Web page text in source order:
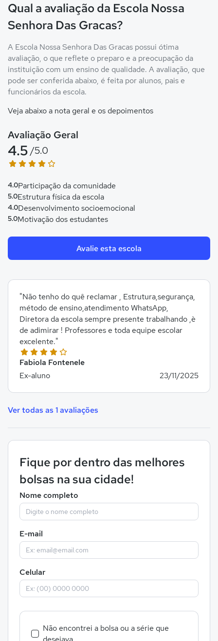
Qual a avaliação da Escola Nossa
Senhora Das Gracas?
A Escola Nossa Senhora Das Gracas possui ótima
avaliação, o que reflete o preparo e a preocupação da
instituição com um ensino de qualidade. A avaliação, que
pode ser conferida abaixo, é feita por alunos, pais e
funcionários da escola.
Veja abaixo a nota geral e os depoimentos
Avaliação Geral
4.5 /5.0
4.0Participação da comunidade
5.0Estrutura física da escola
4.0Desenvolvimento socioemocional
5.0Motivação dos estudantes
Avalie esta escola
Fabiola Fontenele
Ex-aluno
23/11/2025
"Não tenho do quê reclamar , Estrutura,segurança,
método de ensino,atendimento WhatsApp,
Diretora da escola sempre presente trabalhando ,è
de adimirar ! Professores e toda equipe escolar
excelente."
Ver todas as 1 avaliações
Fique por dentro das melhores
bolsas na sua cidade!
Nome completo
E-mail
Celular
Não encontrei a bolsa ou a série que